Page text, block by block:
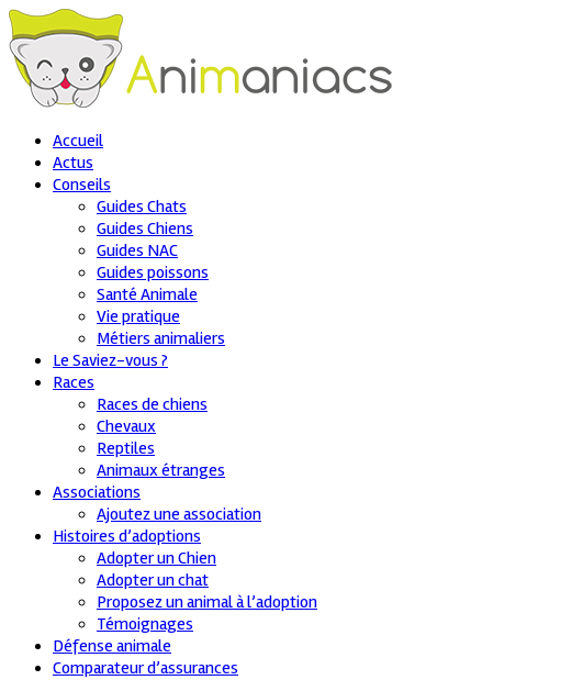
Accueil
Actus
Conseils
Guides Chats
Guides Chiens
Guides NAC
Guides poissons
Santé Animale
Vie pratique
Métiers animaliers
Le Saviez-vous ?
Races
Races de chiens
Chevaux
Reptiles
Animaux étranges
Associations
Ajoutez une association
Histoires d’adoptions
Adopter un Chien
Adopter un chat
Proposez un animal à l’adoption
Témoignages
Défense animale
Comparateur d’assurances